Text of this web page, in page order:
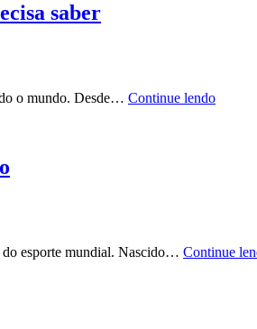
saber
o mundo. Desde… Continue lendo
do esporte mundial. Nascido… Continue